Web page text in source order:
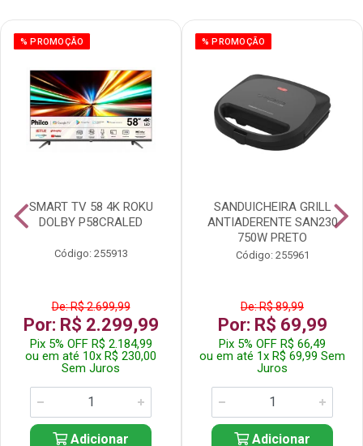
% PROMOÇÃO
SMART TV 58 4K ROKU
DOLBY P58CRALED
Código: 255913
De: R$ 2.699,99
Por: R$ 2.299,99
Pix 5% OFF R$ 2.184,99
ou em até 10x R$ 230,00
Sem Juros
Adicionar
% PROMOÇÃO
SANDUICHEIRA GRILL
ANTIADERENTE SAN230
750W PRETO
Código: 255961
De: R$ 89,99
Por: R$ 69,99
Pix 5% OFF R$ 66,49
ou em até 1x R$ 69,99 Sem
Juros
Adicionar